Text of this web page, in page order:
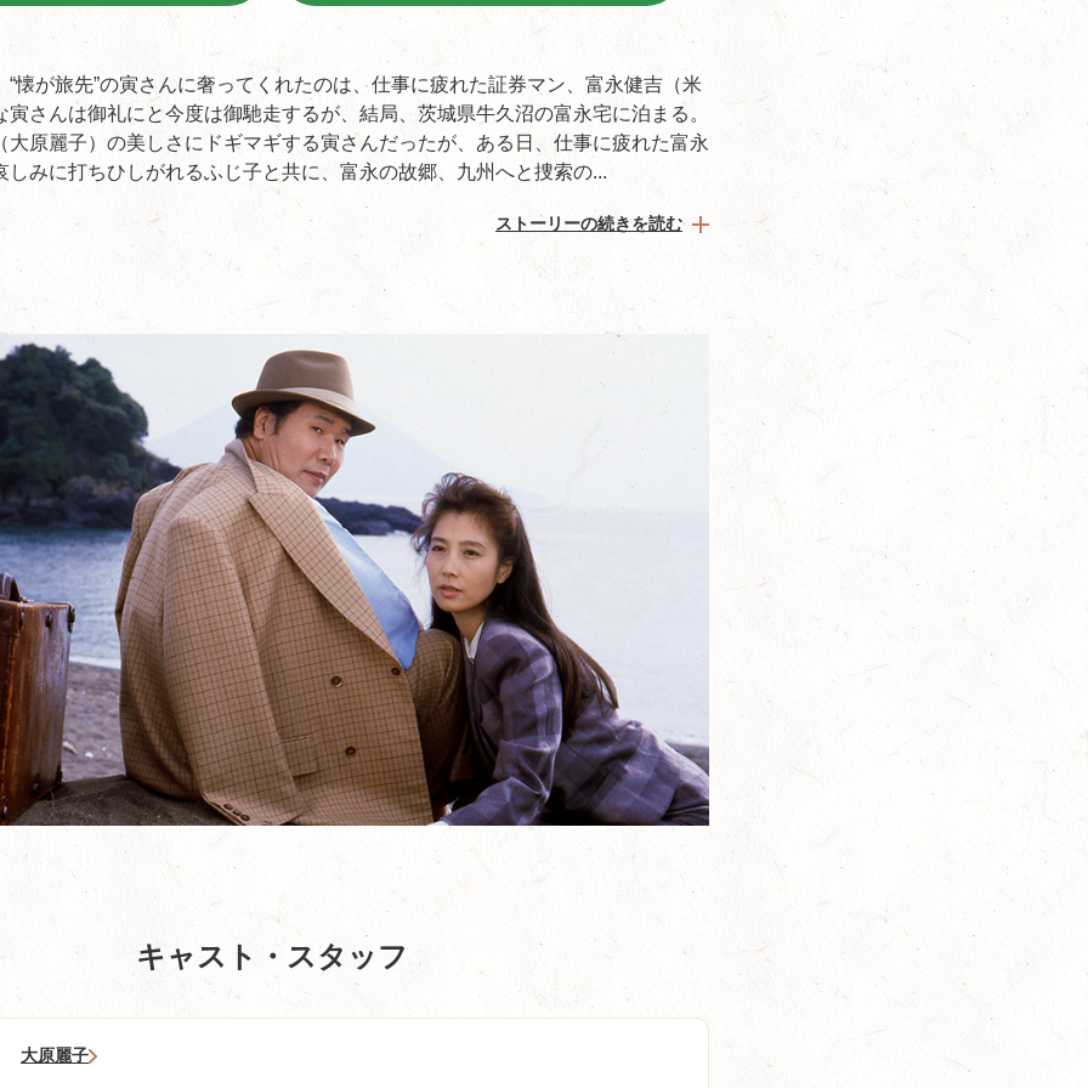
“懐が旅先”の寅さんに奢ってくれたのは、仕事に疲れた証券マン、富永健吉（米
寅さんは御礼にと今度は御馳走するが、結局、茨城県牛久沼の富永宅に泊まる。
大原麗子）の美しさにドギマギする寅さんだったが、ある日、仕事に疲れた富永
しみに打ちひしがれるふじ子と共に、富永の故郷、九州へと捜索の...
ストーリーの続きを読む
キャスト・スタッフ
大原麗子